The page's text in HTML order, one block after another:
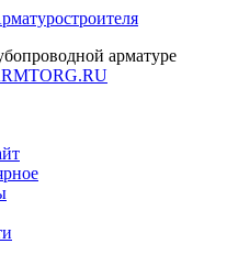
арматуре